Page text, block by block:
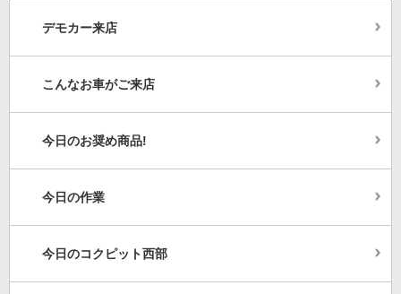
デモカー来店
こんなお車がご来店
今日のお奨め商品!
今日の作業
今日のコクピット西部